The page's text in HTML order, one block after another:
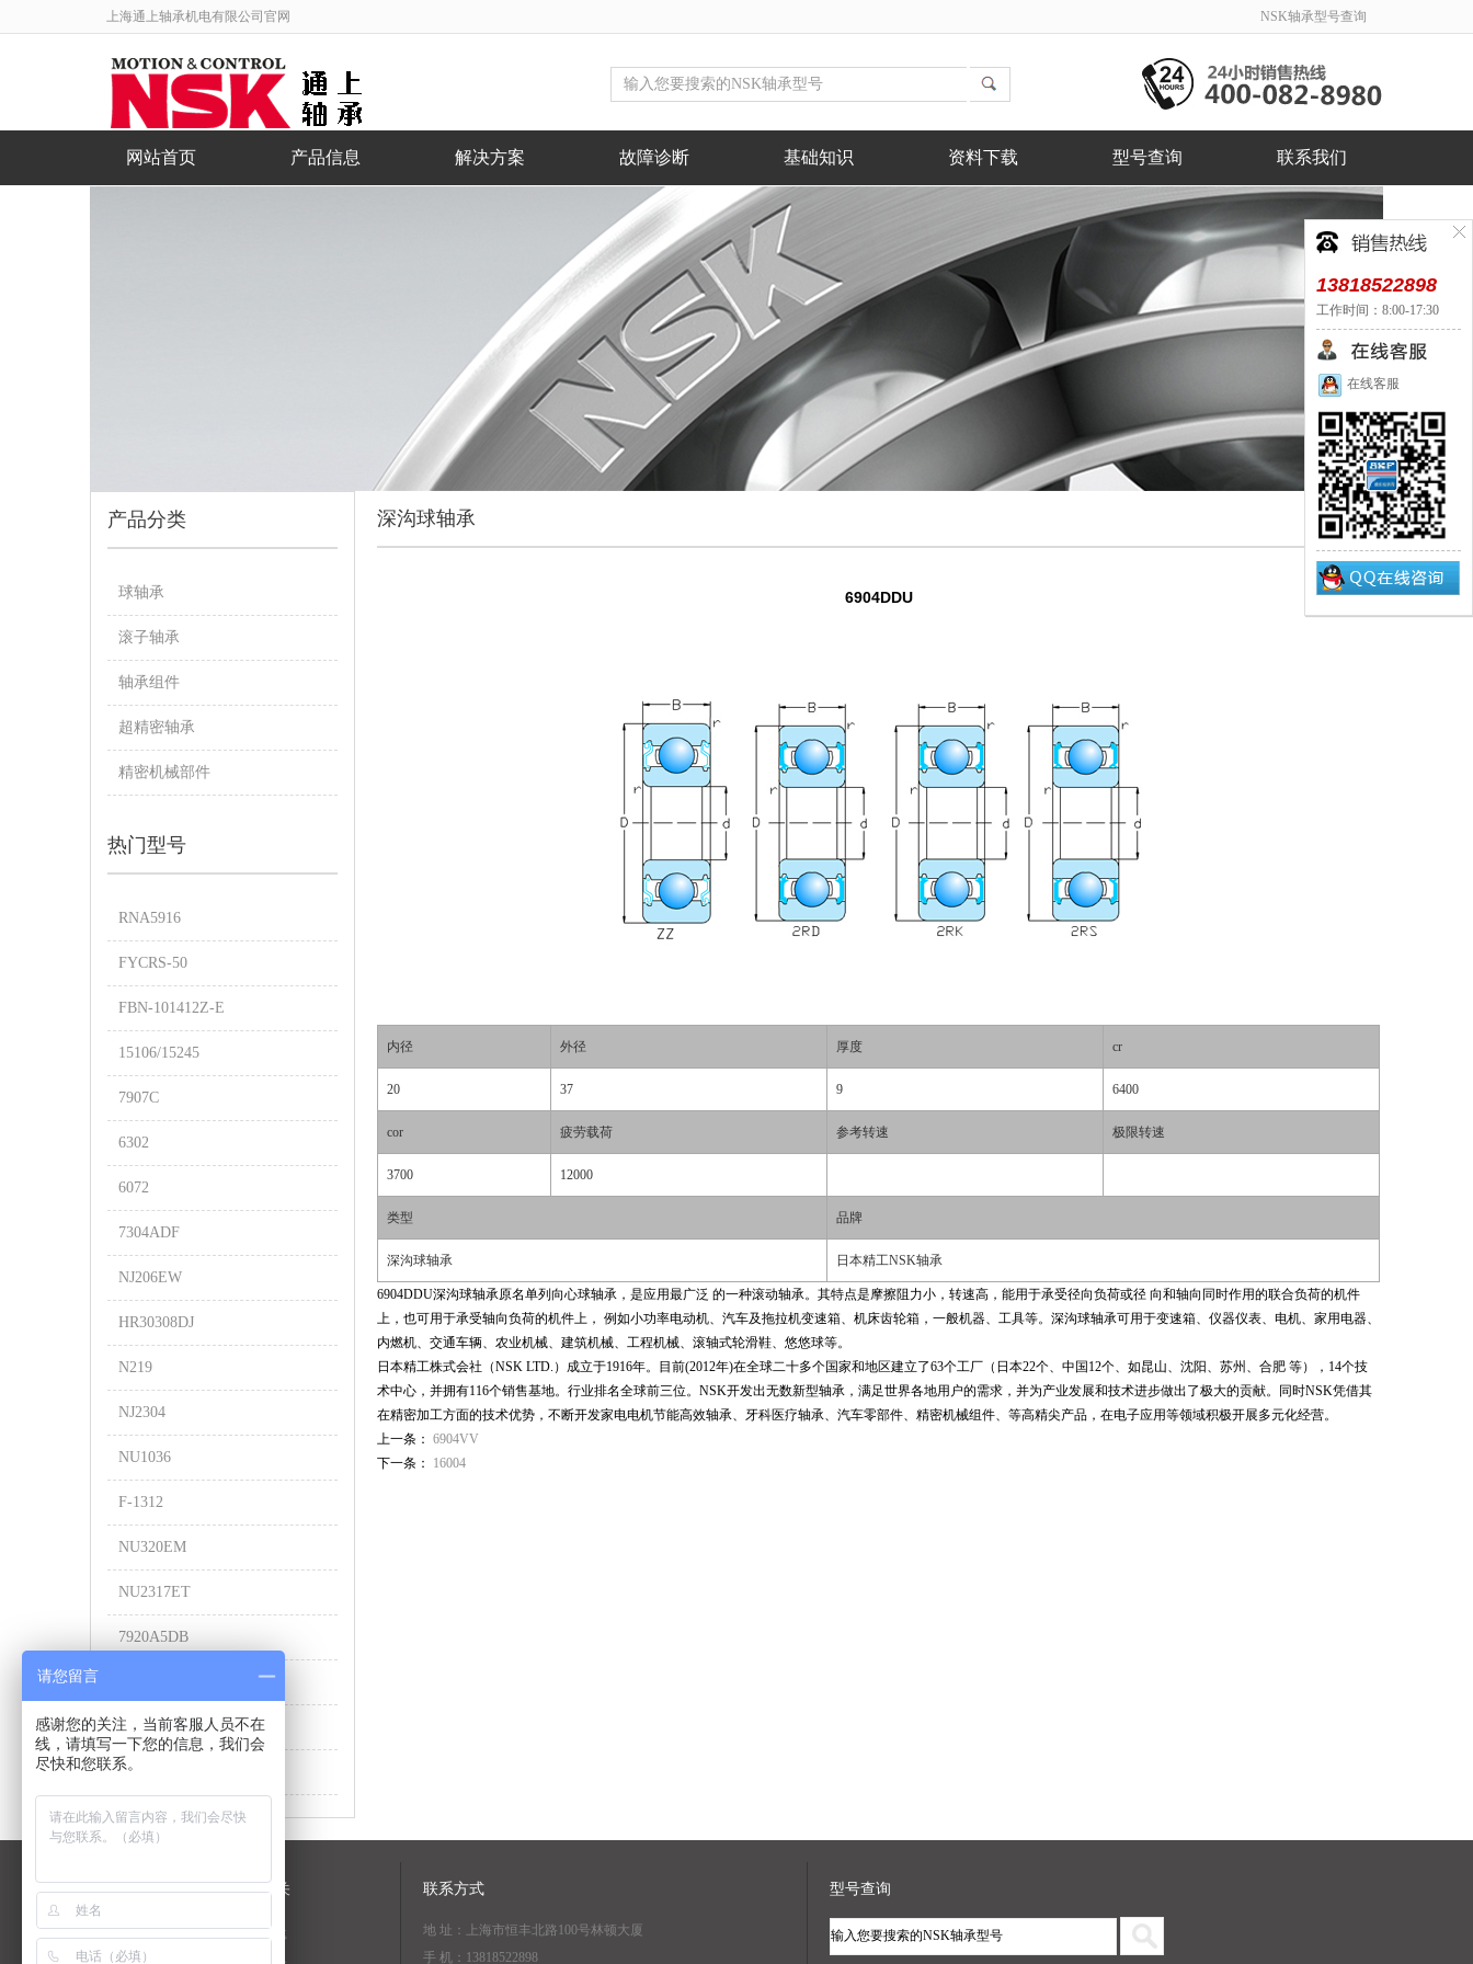
上海通上轴承机电有限公司官网 NSK轴承型号查询
网站首页 产品信息 解决方案 故障诊断 基础知识 资料下载 型号查询 联系我们
产品分类
球轴承
滚子轴承
轴承组件
超精密轴承
精密机械部件
热门型号
RNA5916
FYCRS-50
FBN-101412Z-E
15106/15245
7907C
6302
6072
7304ADF
NJ206EW
HR30308DJ
N219
NJ2304
NU1036
F-1312
NU320EM
NU2317ET
7920A5DB
NF228
NN3021
深沟球轴承
6904DDU
内径 外径 厚度 cr
20 37 9 6400
cor 疲劳载荷 参考转速 极限转速
3700 12000
类型 品牌
深沟球轴承 日本精工NSK轴承
6904DDU深沟球轴承原名单列向心球轴承，是应用最广泛 的一种滚动轴承。其特点是摩擦阻力小，转速高，能用于承受径向负荷或径 向和轴向同时作用的联合负荷的机件
上，也可用于承受轴向负荷的机件上， 例如小功率电动机、汽车及拖拉机变速箱、机床齿轮箱，一般机器、工具等。深沟球轴承可用于变速箱、仪器仪表、电机、家用电器、
内燃机、交通车辆、农业机械、建筑机械、工程机械、滚轴式轮滑鞋、悠悠球等。
日本精工株式会社（NSK LTD.）成立于1916年。目前(2012年)在全球二十多个国家和地区建立了63个工厂（日本22个、中国12个、如昆山、沈阳、苏州、合肥 等），14个技
术中心，并拥有116个销售基地。行业排名全球前三位。NSK开发出无数新型轴承，满足世界各地用户的需求，并为产业发展和技术进步做出了极大的贡献。同时NSK凭借其
在精密加工方面的技术优势，不断开发家电电机节能高效轴承、牙科医疗轴承、汽车零部件、精密机械组件、等高精尖产品，在电子应用等领域积极开展多元化经营。
上一条： 6904VV
下一条： 16004
关于我们
公司简介
NSK相关
资料下载
联系方式
地 址：上海市恒丰北路100号林顿大厦
手 机：13818522898
型号查询
13818522898
工作时间：8:00-17:30
在线客服
请您留言
感谢您的关注，当前客服人员不在
线，请填写一下您的信息，我们会
尽快和您联系。